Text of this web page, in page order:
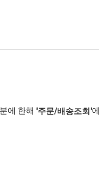
에 한해 '주문/배송조회'